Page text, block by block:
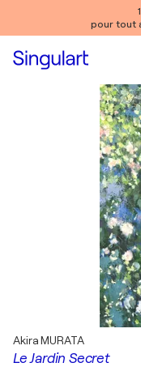
pour tout
Le Jardin Secret
Akira MURATA